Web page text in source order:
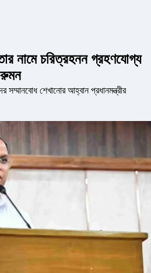
নামে চরিত্রহনন গ্রহণযোগ্য
সম্মানবোধ শেখানোর আহ্বান প্রধানমন্ত্রীর